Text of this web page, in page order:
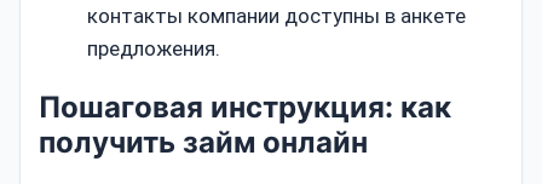
контакты компании доступны в анкете
предложения.
Пошаговая инструкция: как
получить займ онлайн